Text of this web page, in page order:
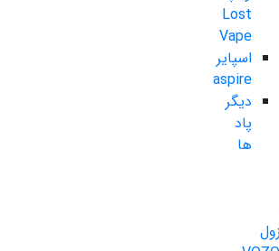
Lost
Vape
اسپایر
aspire
دیگر
پاد
ها